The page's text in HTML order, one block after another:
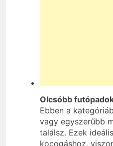
Olcsóbb
Ebben a
vagy egyszerűbb
találsz. Ezek
kocogáshoz,